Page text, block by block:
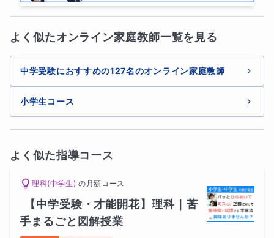
よく似たオンライン家庭教師一覧を見る
中学受験におすすめの127名のオンライン家庭教師
小学生コース
よく似た指導コース
理科(中学生) の 月額コース
【中学受験・才能開花】理科｜苦
手まるごと図解授業